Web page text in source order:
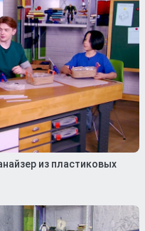
из пластиковых